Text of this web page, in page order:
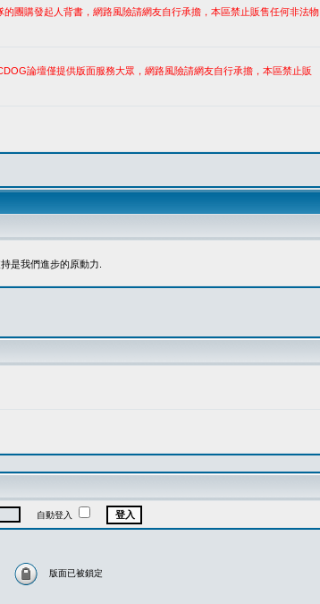
的團購發起人背書，網路風險請網友自行承擔，本區禁止販售任何非法物
論壇僅提供版面服務大眾，網路風險請網友自行承擔，本區禁止販
是我們進步的原動力.
自動登入
版面已被鎖定